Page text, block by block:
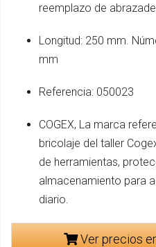
reemplazo de
Longitud: 250 mm.
mm
Referencia: 050023
COGEX, La marca
bricolaje del taller
de herramientas,
almacenamiento para
diario.
Ver precios